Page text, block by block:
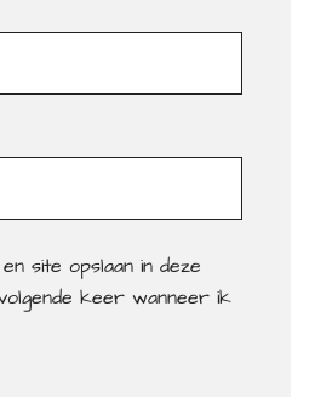
en site opslaan in deze
keer wanneer ik